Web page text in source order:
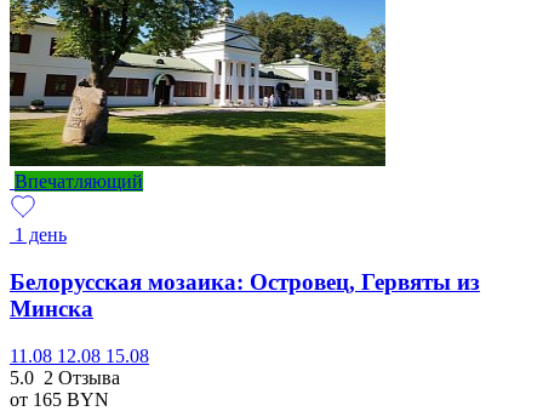
Впечатляющий
1 день
Белорусская мозаика: Островец, Гервяты из
Минска
11.08 12.08 15.08
5.0 2 Отзыва
от 165 BYN